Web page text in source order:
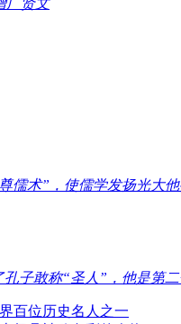
儒术”，使儒学发扬光大
子敢称“圣人”，他是第
百位历史名人之一